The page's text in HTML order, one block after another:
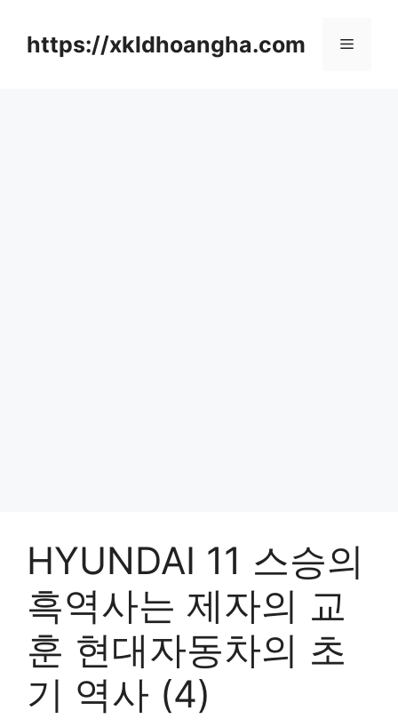
https://xkldhoangha.com 메
HYUNDAI 11 스승의
흑역사는 제자의 교
훈 현대자동차의 초
기 역사 (4)